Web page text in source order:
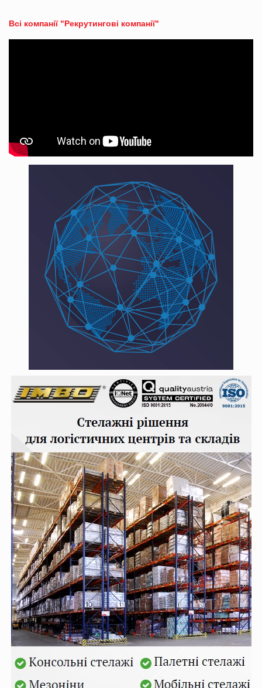
Всі компанії "Рекрутингові компанії"